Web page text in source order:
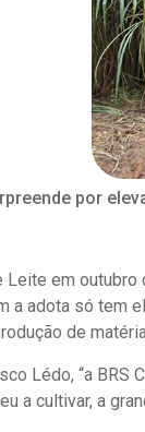
por
Leite em
a adota só tem
de
Lédo, “a
a cultivar, a